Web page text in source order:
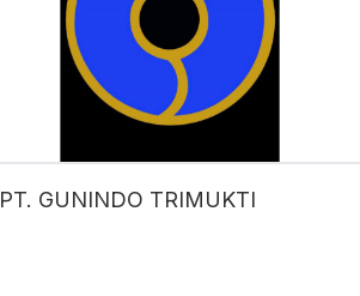
PT. GUNINDO TRIMUKTI